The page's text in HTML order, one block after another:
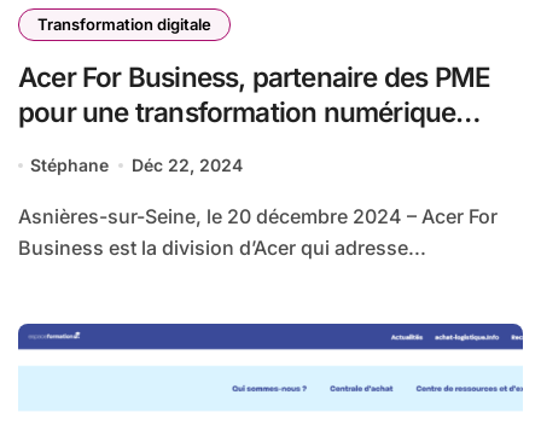
Transformation digitale
Acer For Business, partenaire des PME
pour une transformation numérique
Stéphane Déc 22, 2024
Asnières-sur-Seine, le 20 décembre 2024 – Acer For
Business est la division d’Acer qui adresse...